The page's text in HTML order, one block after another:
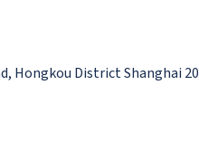
Hongkou District Shanghai